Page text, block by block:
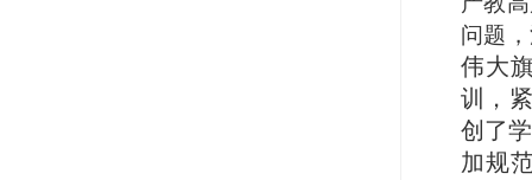
问题
伟大
训，
创了
加规